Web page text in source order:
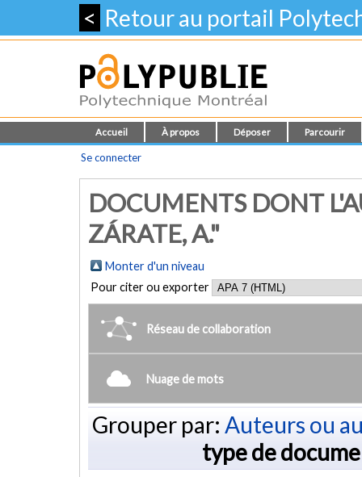
< Retour au portail
Accueil À propos Déposer Parcourir
Se connecter
DOCUMENTS DONT
ZÁRATE, A."
Monter d'un niveau
Pour citer ou exporter
Réseau de collaboration
Nuage de mots
Grouper par: Auteurs ou
type de